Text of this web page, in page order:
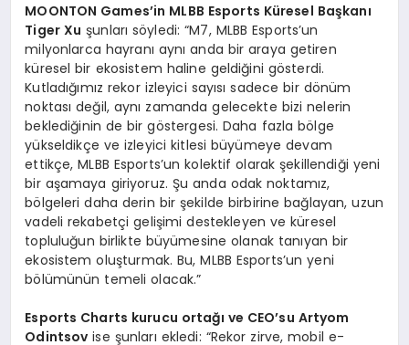
MOONTON Games’in MLBB Esports Küresel Başkanı
Tiger Xu şunları söyledi: “M7, MLBB Esports’un
milyonlarca hayranı aynı anda bir araya getiren
küresel bir ekosistem haline geldiğini gösterdi.
Kutladığımız rekor izleyici sayısı sadece bir dönüm
noktası değil, aynı zamanda gelecekte bizi nelerin
beklediğinin de bir göstergesi. Daha fazla bölge
yükseldikçe ve izleyici kitlesi büyümeye devam
ettikçe, MLBB Esports’un kolektif olarak şekillendiği yeni
bir aşamaya giriyoruz. Şu anda odak noktamız,
bölgeleri daha derin bir şekilde birbirine bağlayan, uzun
vadeli rekabetçi gelişimi destekleyen ve küresel
topluluğun birlikte büyümesine olanak tanıyan bir
ekosistem oluşturmak. Bu, MLBB Esports’un yeni
bölümünün temeli olacak.”
Esports Charts kurucu ortağı ve CEO’su Artyom
Odintsov ise şunları ekledi: “Rekor zirve, mobil e-